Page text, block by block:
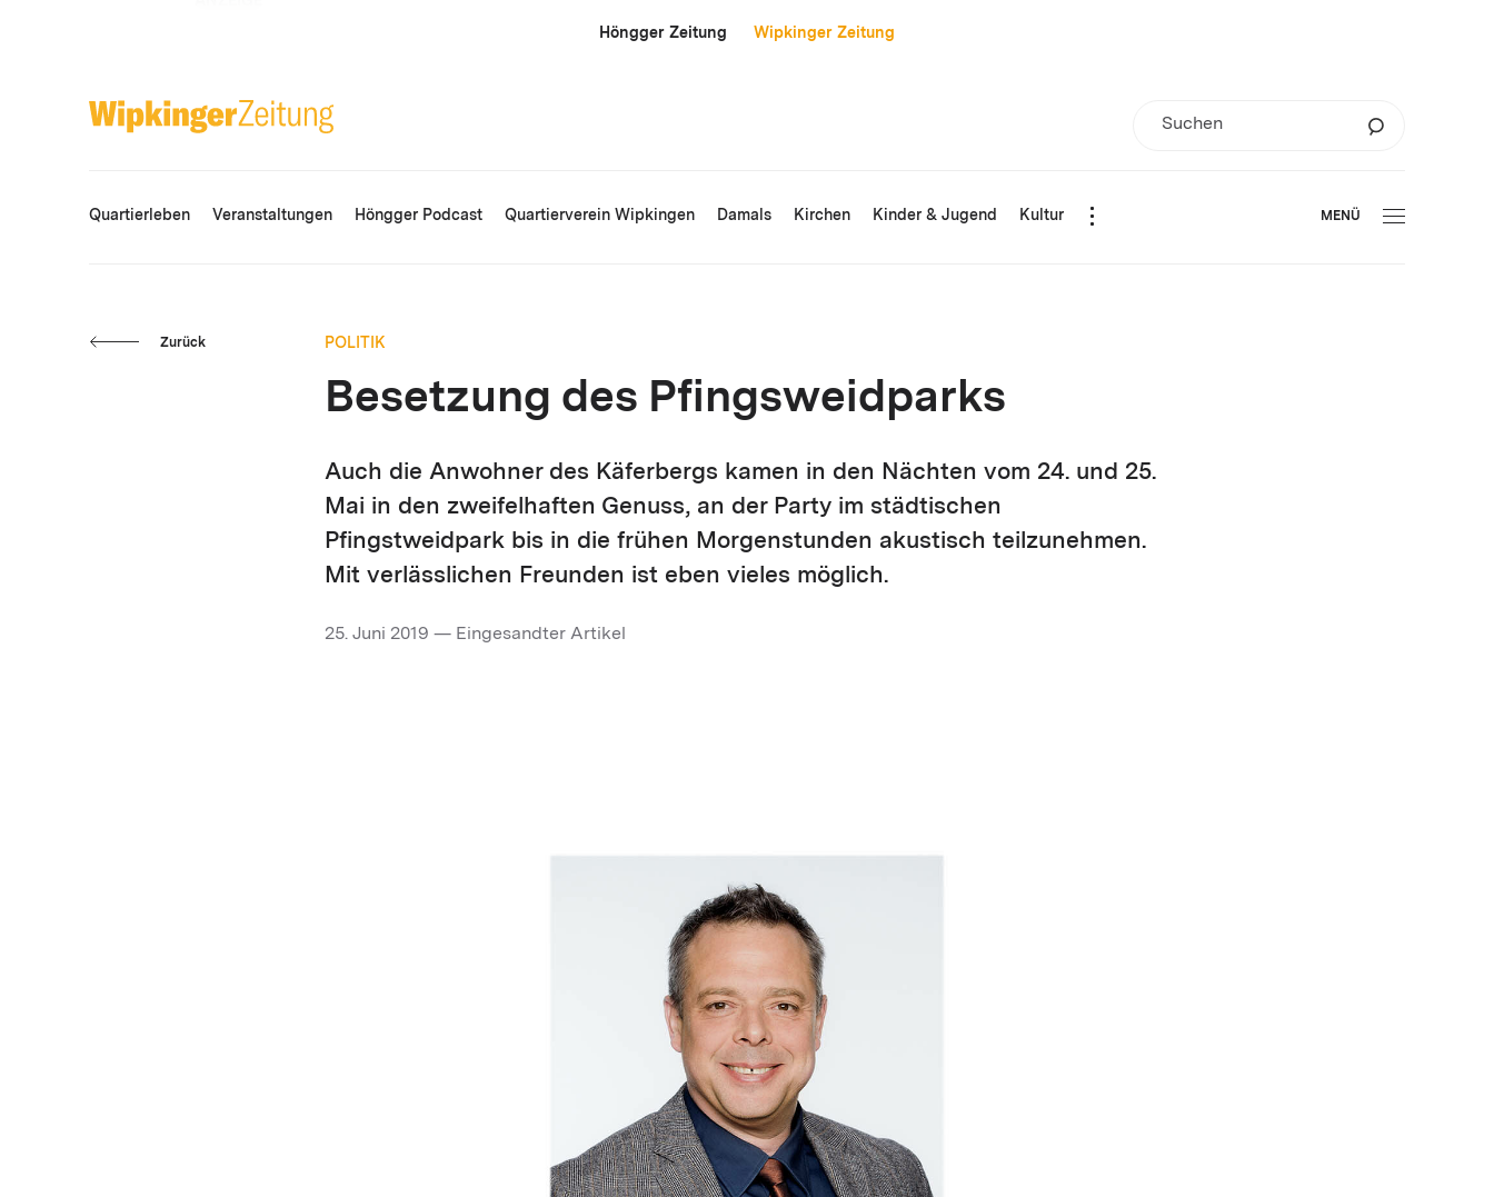
Höngger Zeitung Wipkinger Zeitung
Quartierleben Veranstaltungen Höngger Podcast Quartierverein Wipkingen Damals Kirchen Kinder & Jugend Kultur MENÜ
Zurück POLITIK
Besetzung des Pfingsweidparks
Auch die Anwohner des Käferbergs kamen in den Nächten vom 24. und 25.
Mai in den zweifelhaften Genuss, an der Party im städtischen
Pfingstweidpark bis in die frühen Morgenstunden akustisch teilzunehmen.
Mit verlässlichen Freunden ist eben vieles möglich.
25. Juni 2019 — Eingesandter Artikel